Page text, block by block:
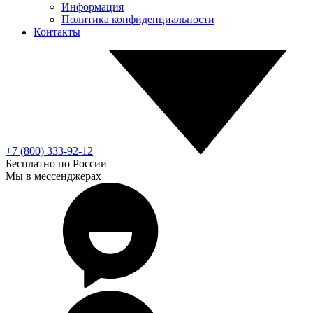
Информация
Политика конфиденциальности
Контакты
+7 (800) 333-92-12
Бесплатно по России
Мы в мессенджерах